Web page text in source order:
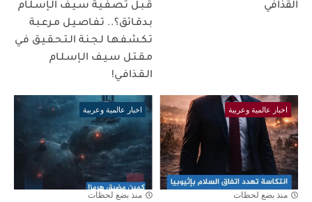
القذافي
قـبـل تـصـفـيـة سـيـف الـإسـلـام
بـدقـائق؟.. تـفـاصـيـل مـرعـبـة
تـكـشـفـهـا لـجـنـة الـتـحـقـيـق فـي
مـقـتـل سـيـف الـإسـلـام
الـقـذافـي!
اخبار عالمية وعربية
منذ بضع لحظات
اخبار عالمية وعربية
منذ بضع لحظات